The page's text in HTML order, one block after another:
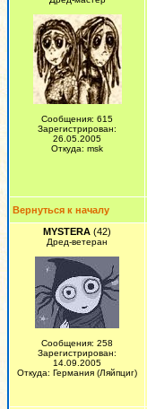
Сообщения: 615
Зарегистрирован:
26.05.2005
Откуда: msk
Вернуться к началу
MYSTERA (42)
Дред-ветеран
Сообщения: 258
Зарегистрирован:
14.09.2005
Откуда: Германия (Ляйпциг)